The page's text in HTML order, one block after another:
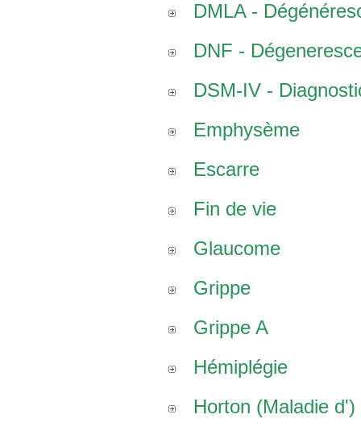
DMLA -
DNF -
DSM-IV -
Emphysème
Escarre
Fin de vie
Glaucome
Grippe
Grippe A
Hémiplégie
Horton (Maladie d')